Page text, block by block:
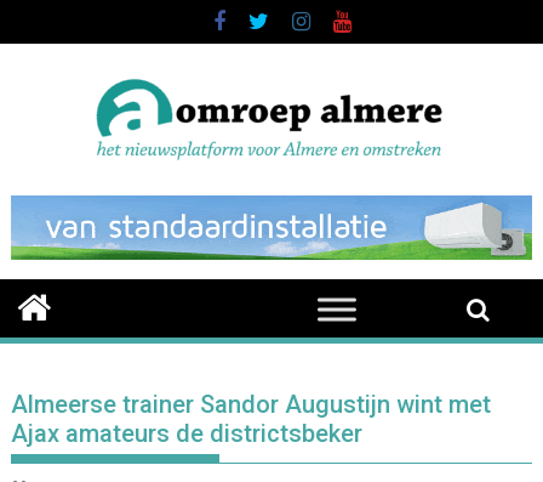
to
Almeerse trainer Sandor Augustijn wint met
Ajax amateurs de districtsbeker